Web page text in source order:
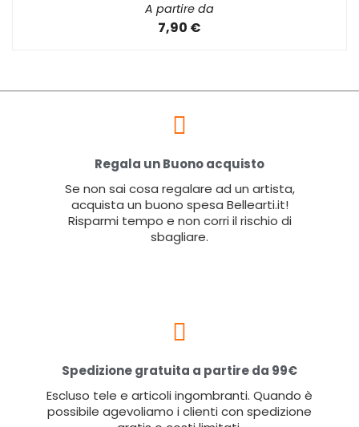
A partire da
7,90 €
Regala un Buono acquisto
Se non sai cosa regalare ad un artista,
acquista un buono spesa Bellearti.it!
Risparmi tempo e non corri il rischio di
sbagliare.
Spedizione gratuita a partire da 99€
Escluso tele e articoli ingombranti. Quando è
possibile agevoliamo i clienti con spedizione